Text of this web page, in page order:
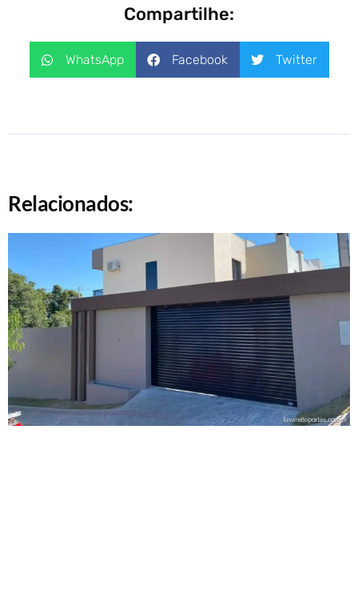
Compartilhe:
WhatsApp Facebook Twitter
Relacionados: